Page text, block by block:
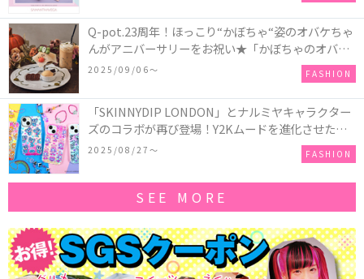
Q-pot.23周年！ほっこり“かぼちゃ“姿のオバケちゃ
んがアニバーサリーをお祝い★「かぼちゃのオバケ
ーキアクセサリー」が新発売！Q-pot CAFE.では
「かぼちゃのオバケーキプレート」も登場
2025/09/06〜 FASHION
「SKINNYDIP LONDON」とナルミヤキャラクター
ズのコラボが再び登場！Y2Kムードを進化させた新
作コレクションを発売♪
2025/08/27〜 FASHION
SEE MORE